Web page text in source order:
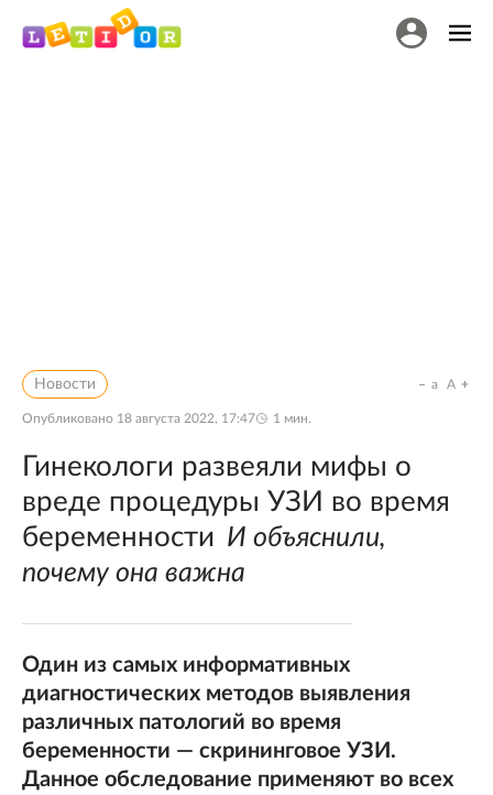
Новости
Опубликовано 18 августа 2022, 17:47 1 мин.
a A
Гинекологи развеяли мифы о
вреде процедуры УЗИ во время
беременности И объяснили,
почему она важна
Один из самых информативных
диагностических методов выявления
различных патологий во время
беременности — скрининговое УЗИ.
Данное обследование применяют во всех